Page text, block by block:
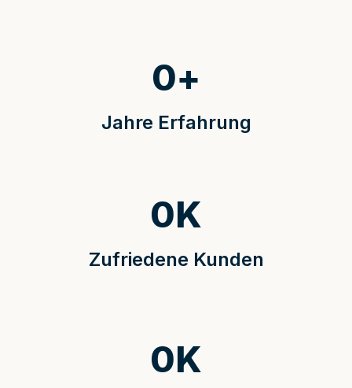
Jahre Erfahrung
0+
Zufriedene Kunden
0K
0K